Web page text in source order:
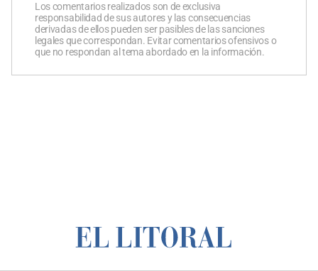
Los comentarios realizados son de exclusiva
responsabilidad de sus autores y las consecuencias
derivadas de ellos pueden ser pasibles de las sanciones
legales que correspondan. Evitar comentarios ofensivos o
que no respondan al tema abordado en la información.